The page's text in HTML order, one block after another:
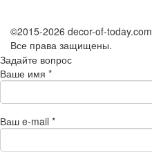
©2015-2026 decor-of-today.com
Все права защищены.
Задайте вопрос
Ваше имя *
Ваш e-mail *